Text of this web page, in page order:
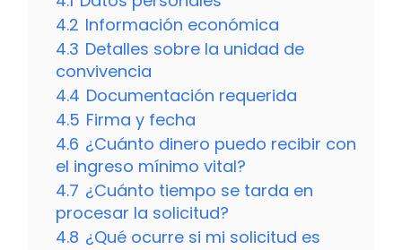
4.2 Información económica
4.3 Detalles sobre la unidad de
convivencia
4.4 Documentación requerida
4.5 Firma y fecha
4.6 ¿Cuánto dinero puedo recibir con
el ingreso mínimo vital?
4.7 ¿Cuánto tiempo se tarda en
procesar la solicitud?
4.8 ¿Qué ocurre si mi solicitud es